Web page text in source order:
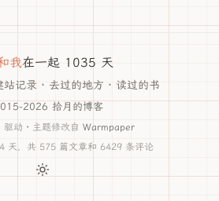
我在一起 1035 天
站记录 · 去过的地方 · 读过的书
2026 拾月的博客
驱动 · 主题修改自 Warmpaper
天，共 575 篇文章和 6429 条评论